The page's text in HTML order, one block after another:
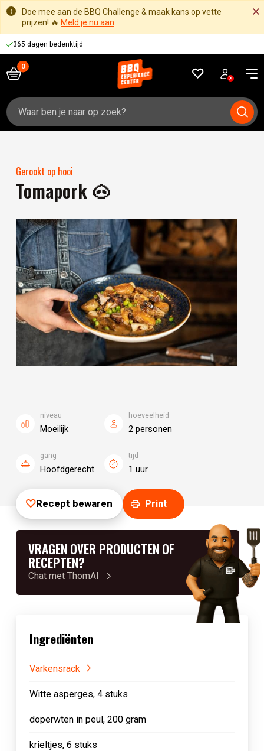
Doe mee aan de BBQ Challenge & maak kans op vette
prijzen! 🔥 Meld je nu aan
365 dagen bedenktijd
Zoeken
naar:
Gerookt op hooi
Tomapork 🐽
niveau
Moeilijk
hoeveelheid
2 personen
gang
Hoofdgerecht
tijd
1 uur
Recept bewaren Print
VRAGEN OVER PRODUCTEN OF
RECEPTEN?
Chat met ThomAI
Ingrediënten
Varkensrack
Witte asperges, 4 stuks
doperwten in peul, 200 gram
krieltjes, 6 stuks